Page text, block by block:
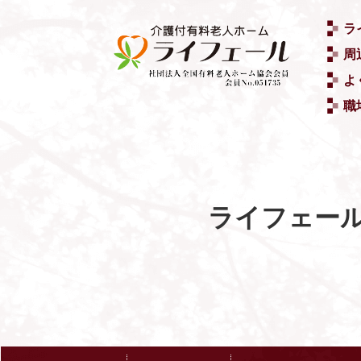
ラ
周
よ
職
ライフェー